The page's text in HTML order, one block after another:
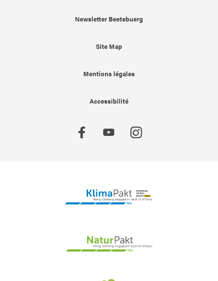
Newsletter Beetebuerg
Site Map
Mentions légales
Accessibilité